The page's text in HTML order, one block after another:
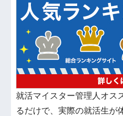
就活マイスター管理人オス
るだけで、実際の就活生が